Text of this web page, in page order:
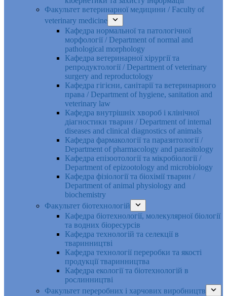
Факультет ветеринарної медицини / Faculty of
veterinary medicine
Кафедра нормальної та патологічної
морфології / Department of normal and
pathological morphology
Кафедра ветеринарної хірургії та
репродуктології / Department of veterinary
surgery and reproductology
Кафедра гігієни, санітарії та ветеринарного
права / Department of hygiene, sanitation and
veterinary law
Кафедра внутрішніх хвороб і клінічної
діагностики тварин / Department of internal
diseases and clinical diagnostics of animals
Кафедра фармакології та паразитології /
Department of pharmacology and parasitology
Кафедра епізоотології та мікробіології /
Department of epizootology and microbiology
Кафедра фізіології та біохімії тварин /
Department of animal physiology and
biochemistry
Факультет біотехнологій
Кафедра біотехнології, молекулярної біології
та водних біоресурсів
Кафедра технологій та селекції в
тваринництві
Кафедра технології переробки та якості
продукції тваринництва
Кафедра екології та біотехнологій в
рослинництві
Факультет переробних і харчових виробництв